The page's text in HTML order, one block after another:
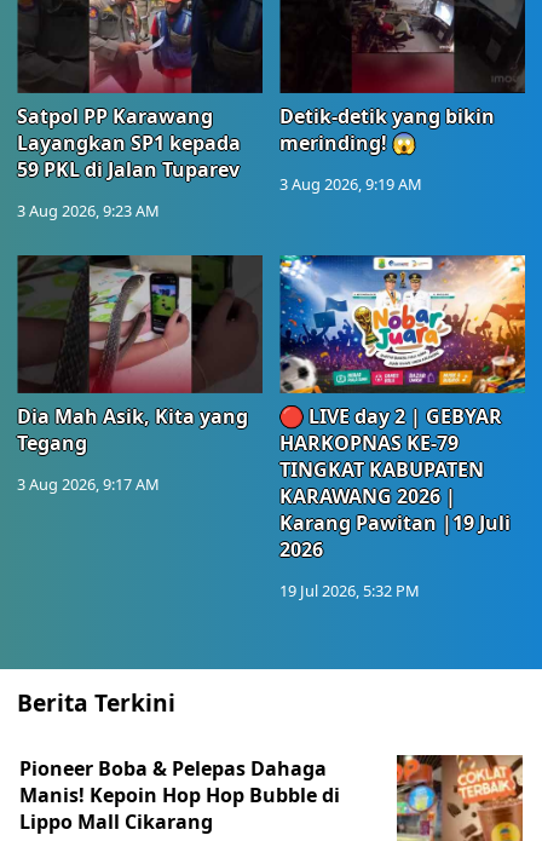
Satpol PP Karawang
Layangkan SP1 kepada
59 PKL di Jalan Tuparev
3 Aug 2026, 9:23 AM
Detik-detik yang bikin
merinding! 😱
3 Aug 2026, 9:19 AM
Dia Mah Asik, Kita yang
Tegang
3 Aug 2026, 9:17 AM
🔴 LIVE day 2 | GEBYAR
HARKOPNAS KE-79
TINGKAT KABUPATEN
KARAWANG 2026 |
Karang Pawitan |19 Juli
2026
19 Jul 2026, 5:32 PM
Berita Terkini
Pioneer Boba & Pelepas Dahaga
Manis! Kepoin Hop Hop Bubble di
Lippo Mall Cikarang